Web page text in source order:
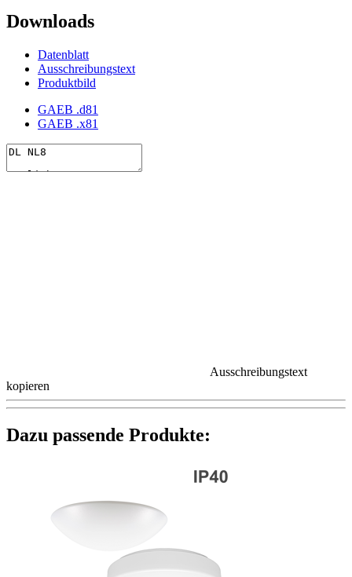
Downloads
Datenblatt
Ausschreibungstext
Produktbild
GAEB .d81
GAEB .x81
Ausschreibungstext
kopieren
Dazu passende Produkte: